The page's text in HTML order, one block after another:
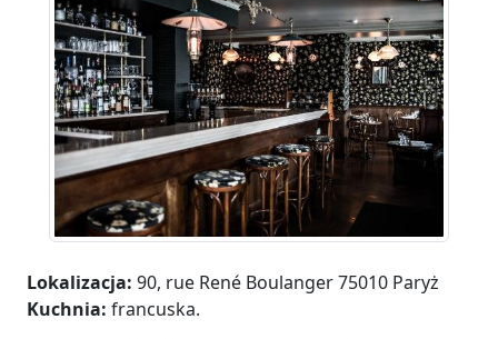
Lokalizacja: 90, rue René Boulanger 75010 Paryż
Kuchnia: francuska.